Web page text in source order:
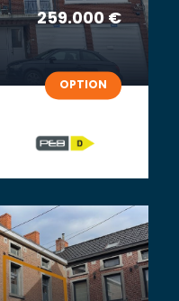
259.000 €
OPTION